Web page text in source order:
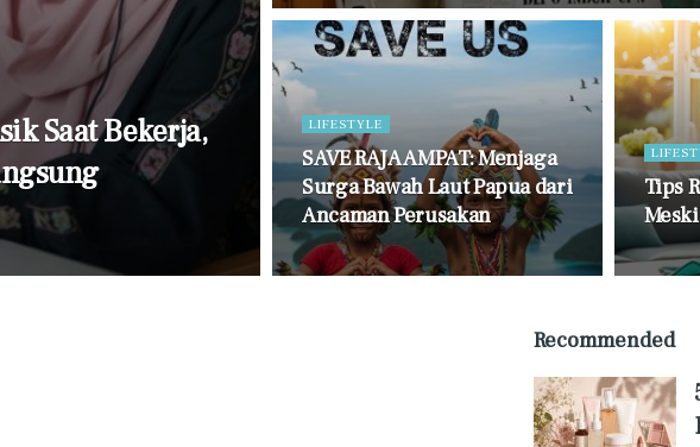
Saat Bekerja,
LIFESTYLE
SAVE RAJA AMPAT: Menjaga
Surga Bawah Laut Papua dari
Ancaman Perusakan
Tips
Recommended